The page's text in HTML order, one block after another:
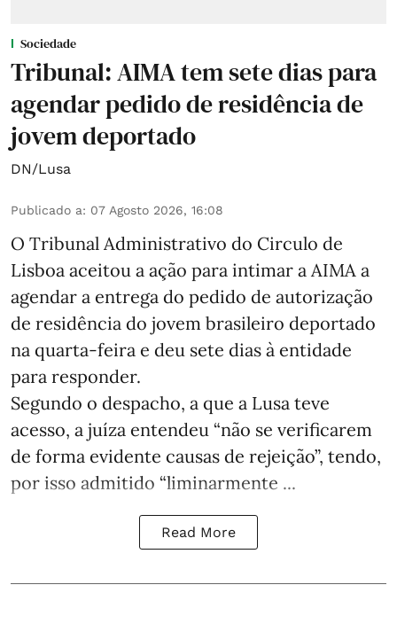
Sociedade
Tribunal: AIMA tem sete dias para
agendar pedido de residência de
jovem deportado
DN/Lusa
Publicado a: 07 Agosto 2026, 16:08
O Tribunal Administrativo do Circulo de
Lisboa aceitou a ação para intimar a AIMA a
agendar a entrega do pedido de autorização
de residência do jovem brasileiro deportado
na quarta-feira e deu sete dias à entidade
para responder.
Segundo o despacho, a que a Lusa teve
acesso, a juíza entendeu “não se verificarem
de forma evidente causas de rejeição”, tendo,
por isso admitido “liminarmente ...
Read More